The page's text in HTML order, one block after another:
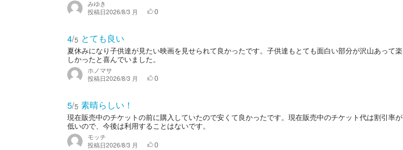
みゆき
投稿日2026/8/3 月 0
4/5 とても良い
夏休みになり子供達が見たい映画を見せられて良かったです。子供達もとても面白い部分が沢山あって楽
しかったと喜んでいました。
ホノマサ
投稿日2026/8/3 月 0
5/5 素晴らしい！
現在販売中のチケットの前に購入していたので安くて良かったです。現在販売中のチケット代は割引率が
低いので、今後は利用することはないです。
モッチ
投稿日2026/8/3 月 0